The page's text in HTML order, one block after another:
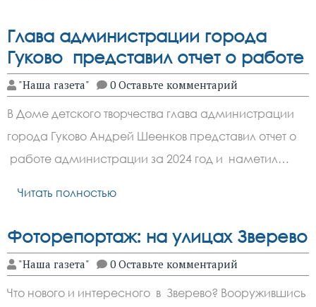
Глава администрации города
Гуково представил отчет о работе
"Наша газета" 0 Оставьте комментарий
В Доме детского творчества глава администрации
города Гуково Андрей Шеенков представил отчет о
работе администрации за 2024 год и наметил…
Читать полностью
Фоторепортаж: на улицах Зверево
"Наша газета" 0 Оставьте комментарий
Что нового и интересного в Зверево? Вооружившись